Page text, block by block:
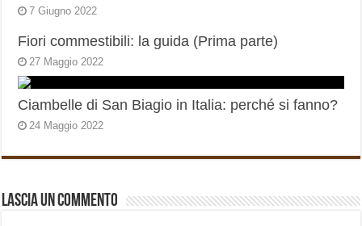
7 Giugno 2022
Fiori commestibili: la guida (Prima parte)
27 Maggio 2022
Ciambelle di San Biagio in Italia: perché si fanno?
24 Maggio 2022
Lascia un commento